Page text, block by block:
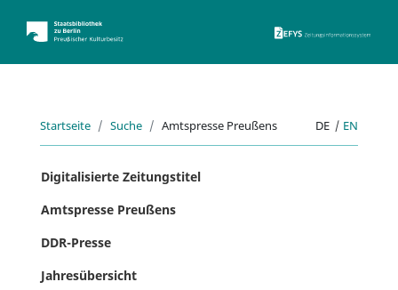
Startseite Suche Amtspresse Preußens DE | EN
Digitalisierte Zeitungstitel
Amtspresse Preußens
DDR-Presse
Jahresübersicht